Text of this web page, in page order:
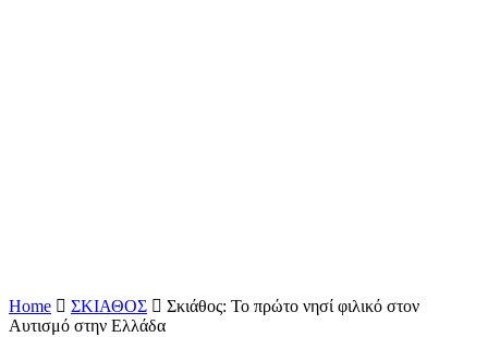
Home ΣΚΙΑΘΟΣ
Σκιάθος: Το πρώτο νησί φιλικό στον
Αυτισμό στην Ελλάδα